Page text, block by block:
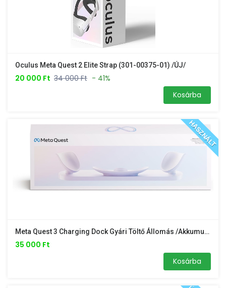
Oculus Meta Quest 2 Elite Strap (301-00375-01) /ÚJ/
20 000 Ft 34 000 Ft - 41%
Kosárba
HASZNÁLT
Meta Quest 3 Charging Dock Gyári Töltő Állomás /akkumulátor Nélkül/
35 000 Ft
Kosárba